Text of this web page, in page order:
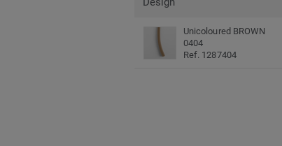
Unicoloured BROWN
0404
Ref. 1287404